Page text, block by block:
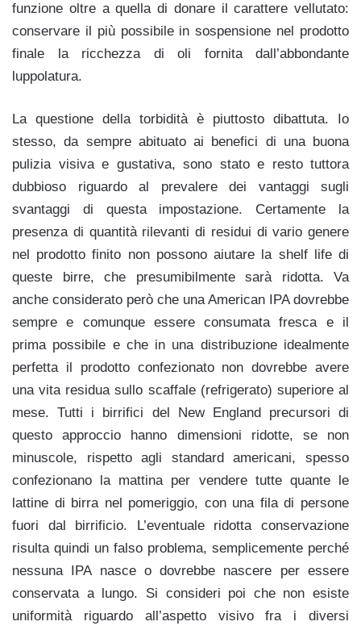
funzione oltre a quella di donare il carattere vellutato:
conservare il più possibile in sospensione nel prodotto
finale la ricchezza di oli fornita dall’abbondante
luppolatura.
La questione della torbidità è piuttosto dibattuta. Io
stesso, da sempre abituato ai benefici di una buona
pulizia visiva e gustativa, sono stato e resto tuttora
dubbioso riguardo al prevalere dei vantaggi sugli
svantaggi di questa impostazione. Certamente la
presenza di quantità rilevanti di residui di vario genere
nel prodotto finito non possono aiutare la shelf life di
queste birre, che presumibilmente sarà ridotta. Va
anche considerato però che una American IPA dovrebbe
sempre e comunque essere consumata fresca e il
prima possibile e che in una distribuzione idealmente
perfetta il prodotto confezionato non dovrebbe avere
una vita residua sullo scaffale (refrigerato) superiore al
mese. Tutti i birrifici del New England precursori di
questo approccio hanno dimensioni ridotte, se non
minuscole, rispetto agli standard americani, spesso
confezionano la mattina per vendere tutte quante le
lattine di birra nel pomeriggio, con una fila di persone
fuori dal birrificio. L’eventuale ridotta conservazione
risulta quindi un falso problema, semplicemente perché
nessuna IPA nasce o dovrebbe nascere per essere
conservata a lungo. Si consideri poi che non esiste
uniformità riguardo all’aspetto visivo fra i diversi